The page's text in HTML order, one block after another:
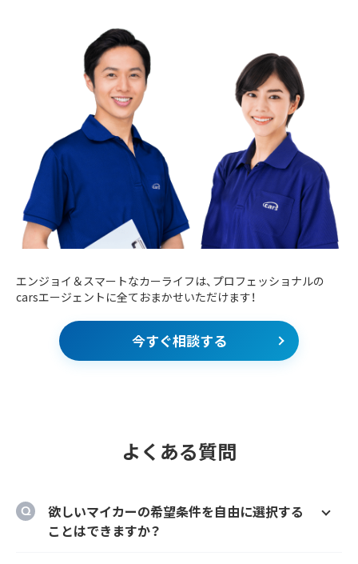
エンジョイ＆スマートなカーライフは、プロフェッショナルの
carsエージェントに全ておまかせいただけます！
今すぐ相談する
よくある質問
欲しいマイカーの希望条件を自由に選択する
ことはできますか？